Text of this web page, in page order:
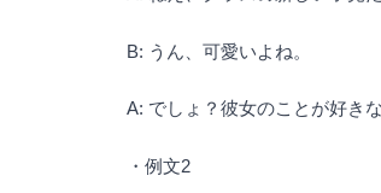
B: うん、可愛いよね。
A: でしょ？彼女のことが好きな
・例文2